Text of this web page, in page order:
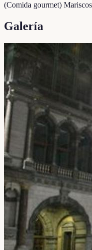
(Comida gourmet)
Galería